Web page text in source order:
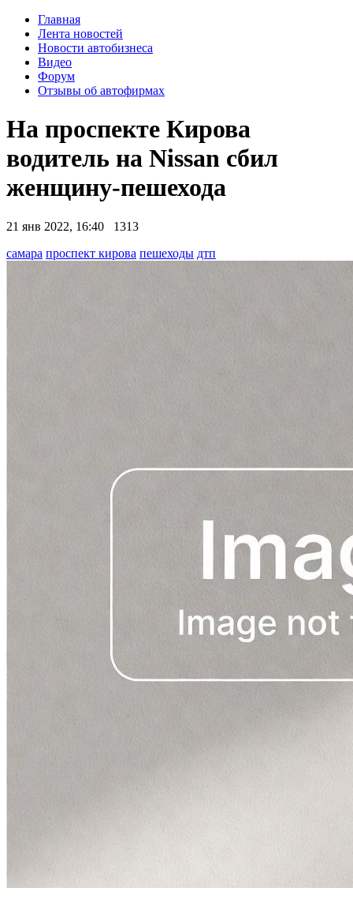
Главная
Лента новостей
Новости автобизнеса
Видео
Форум
Отзывы об автофирмах
На проспекте Кирова
водитель на Nissan сбил
женщину-пешехода
21 янв 2022, 16:40
1313
самара проспект кирова пешеходы дтп